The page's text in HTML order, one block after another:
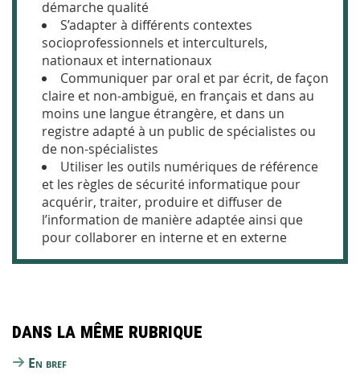
démarche qualité
S’adapter à différents contextes
socioprofessionnels et interculturels,
nationaux et internationaux
Communiquer par oral et par écrit, de façon
claire et non-ambiguë, en français et dans au
moins une langue étrangère, et dans un
registre adapté à un public de spécialistes ou
de non-spécialistes
Utiliser les outils numériques de référence
et les règles de sécurité informatique pour
acquérir, traiter, produire et diffuser de
l’information de manière adaptée ainsi que
pour collaborer en interne et en externe
Dans la même rubrique
En bref